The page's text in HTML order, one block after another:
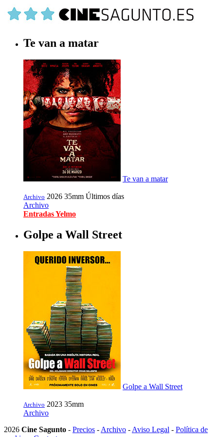
Te van a matar
Te van a matar
Archivo 2026 35mm Últimos días
Archivo
Entradas Yelmo
Golpe a Wall Street
Golpe a Wall Street
Archivo 2023 35mm
Archivo
2026 Cine Sagunto - Precios - Archivo - Aviso Legal - Política de